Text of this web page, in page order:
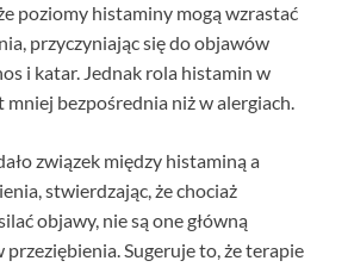
poziomy histaminy mogą wzrastać
przyczyniając się do objawów
i katar. Jednak rola histamin w
mniej bezpośrednia niż w alergiach.
związek między histaminą a
stwierdzając, że chociaż
objawy, nie są one główną
Sugeruje to, że terapie